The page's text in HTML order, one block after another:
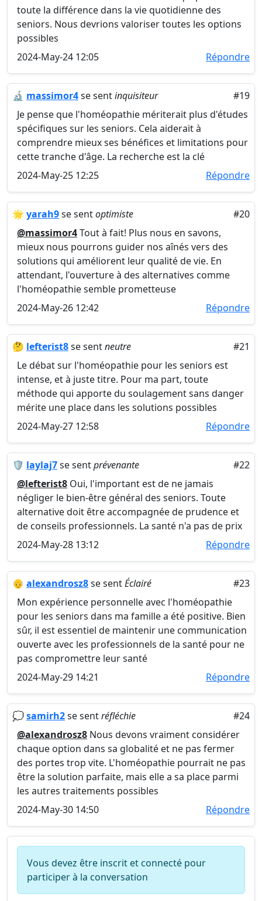
toute la différence dans la vie quotidienne des
seniors. Nous devrions valoriser toutes les options
possibles
2024-May-24 12:05
Répondre
🔬 massimor4se sentinquisiteur
#19
Je pense que l'homéopathie mériterait plus d'études
spécifiques sur les seniors. Cela aiderait à
comprendre mieux ses bénéfices et limitations pour
cette tranche d'âge. La recherche est la clé
2024-May-25 12:25
Répondre
🌟 yarah9se sentoptimiste
#20
@massimor4Tout à fait! Plus nous en savons,
mieux nous pourrons guider nos aînés vers des
solutions qui améliorent leur qualité de vie. En
attendant, l'ouverture à des alternatives comme
l'homéopathie semble prometteuse
2024-May-26 12:42
Répondre
🤔 lefterist8se sentneutre
#21
Le débat sur l'homéopathie pour les seniors est
intense, et à juste titre. Pour ma part, toute
méthode qui apporte du soulagement sans danger
mérite une place dans les solutions possibles
2024-May-27 12:58
Répondre
🛡️ laylaj7se sentprévenante
#22
@lefterist8 Oui, l'important est de ne jamais
négliger le bien-être général des seniors. Toute
alternative doit être accompagnée de prudence et
de conseils professionnels. La santé n'a pas de prix
2024-May-28 13:12
Répondre
👴 alexandrosz8se sentÉclairé
#23
Mon expérience personnelle avec l'homéopathie
pour les seniors dans ma famille a été positive. Bien
sûr, il est essentiel de maintenir une communication
ouverte avec les professionnels de la santé pour ne
pas compromettre leur santé
2024-May-29 14:21
Répondre
💭samirh2se sentréfléchie
#24
@alexandrosz8 Nous devons vraiment considérer
chaque option dans sa globalité et ne pas fermer
des portes trop vite. L'homéopathie pourrait ne pas
être la solution parfaite, mais elle a sa place parmi
les autres traitements possibles
2024-May-30 14:50
Répondre
Vous devez être inscrit et connecté pour
participer à la conversation